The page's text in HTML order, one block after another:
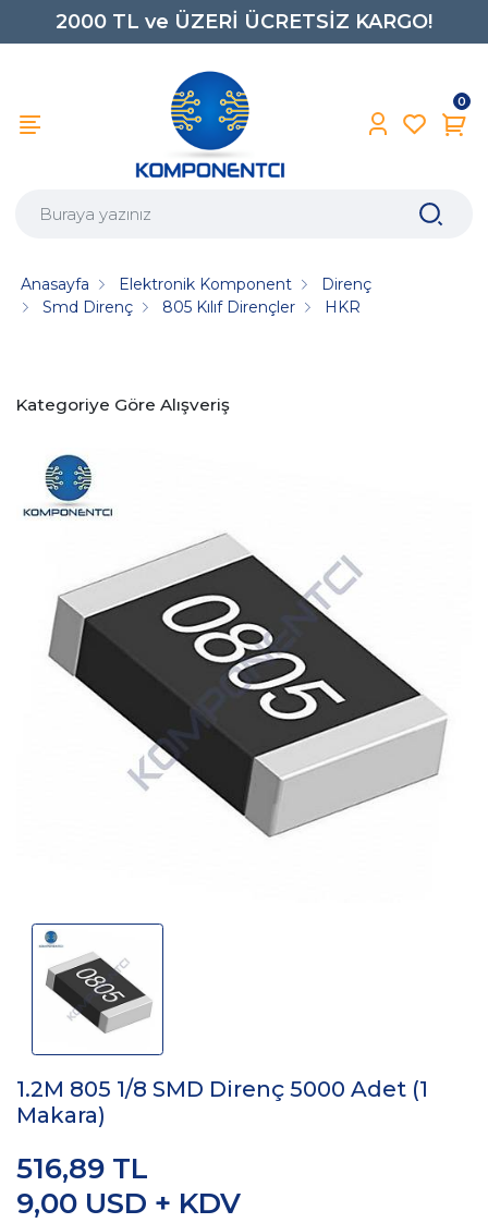
2000 TL ve ÜZERİ ÜCRETSİZ KARGO!
0850 242 0734
0
Anasayfa Elektronik Komponent
Direnç
Smd Direnç
805 Kılıf Dirençler HKR
Kategoriye Göre Alışveriş
1.2M 805 1/8 SMD Direnç 5000 Adet (1
Makara)
9,00 USD + KDV
516,89 TL